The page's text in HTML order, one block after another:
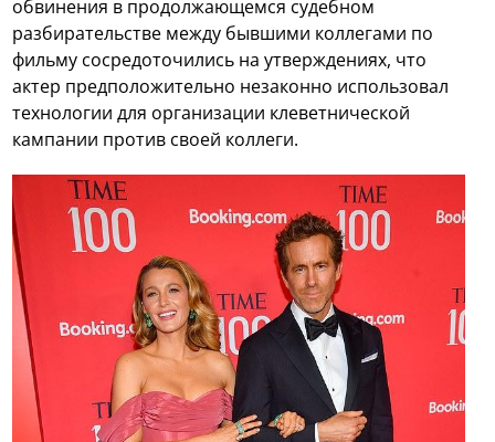
обвинения в продолжающемся судебном
разбирательстве между бывшими коллегами по
фильму сосредоточились на утверждениях, что
актер предположительно незаконно использовал
технологии для организации клеветнической
кампании против своей коллеги.